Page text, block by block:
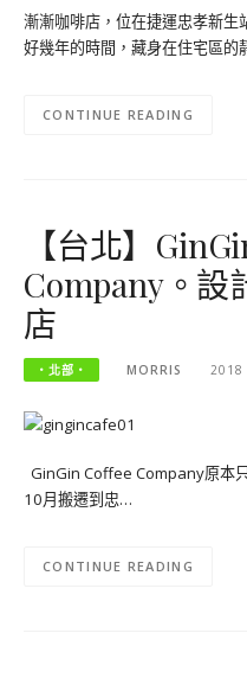
漸漸咖啡店，位在捷運忠孝新
好幾年的時間，藏身在住宅區的
CONTINUE READING
【台北】
Company。設
店
‧北部‧ MORRIS 2018
GinGin Coffee Company原本
10月搬遷到忠…
CONTINUE READING